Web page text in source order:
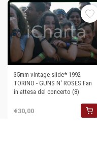
35mm vintage slide* 1992
TORINO - GUNS N' ROSES Fan
in attesa del concerto (8)
€30,00